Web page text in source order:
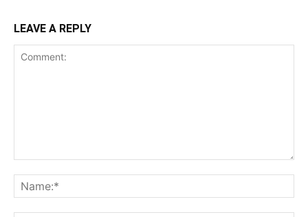
LEAVE A REPLY